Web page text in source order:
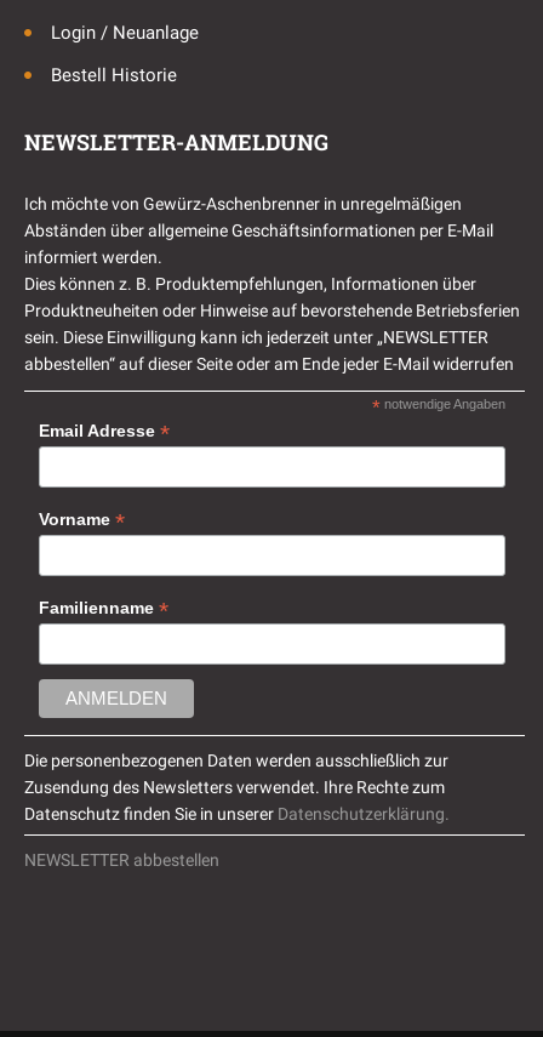
Login / Neuanlage
Bestell Historie
NEWSLETTER-ANMELDUNG
Ich möchte von Gewürz-Aschenbrenner in unregelmäßigen
Abständen über allgemeine Geschäftsinformationen per E-Mail
informiert werden.
Dies können z. B. Produktempfehlungen, Informationen über
Produktneuheiten oder Hinweise auf bevorstehende Betriebsferien
sein. Diese Einwilligung kann ich jederzeit unter „NEWSLETTER
abbestellen“ auf dieser Seite oder am Ende jeder E-Mail widerrufen
*notwendige Angaben
Email Adresse *
Vorname *
Familienname *
Die personenbezogenen Daten werden ausschließlich zur
Zusendung des Newsletters verwendet. Ihre Rechte zum
Datenschutz finden Sie in unserer Datenschutzerklärung.
NEWSLETTER abbestellen